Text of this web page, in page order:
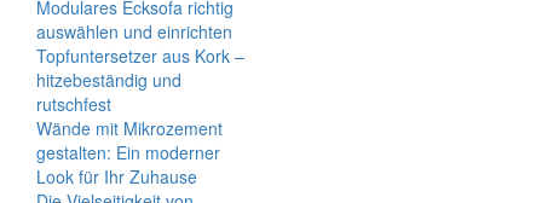
Modulares Ecksofa richtig
auswählen und einrichten
Topfuntersetzer aus Kork –
hitzebeständig und
rutschfest
Wände mit Mikrozement
gestalten: Ein moderner
Look für Ihr Zuhause